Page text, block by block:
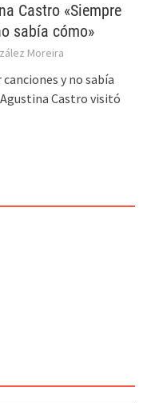
Castro «Siempre
sabía cómo»
Moreira
y no sabía
Castro visitó